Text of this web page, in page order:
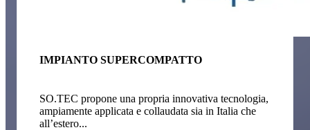
IMPIANTO SUPERCOMPATTO
SO.TEC propone una propria innovativa tecnologia,
ampiamente applicata e collaudata sia in Italia che
all’estero...